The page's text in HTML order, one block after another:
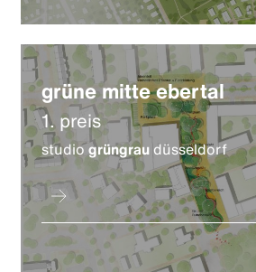
grüne mitte ebertal
1. preis
studiogrüngrau düsseldorf